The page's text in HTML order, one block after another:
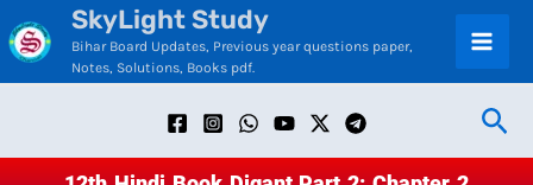
Skip
to
content
SkyLight Study
Bihar Board Updates, Previous year questions paper,
Notes, Solutions, Books pdf.